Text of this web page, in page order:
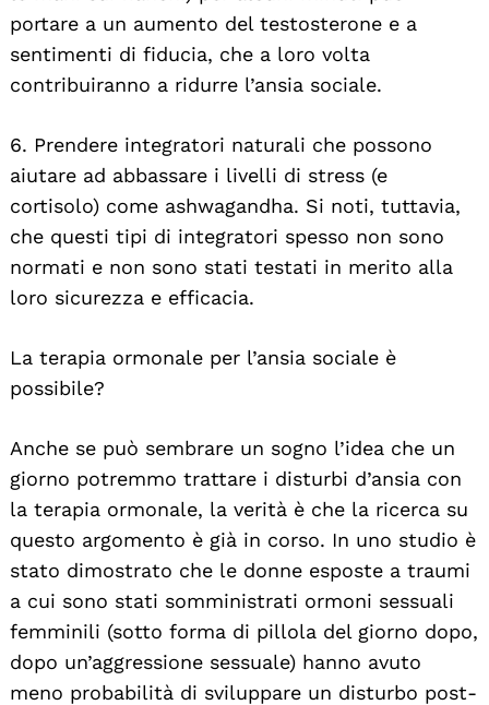
portare a un aumento del testosterone e a
sentimenti di fiducia, che a loro volta
contribuiranno a ridurre l’ansia sociale.
6. Prendere integratori naturali che possono
aiutare ad abbassare i livelli di stress (e
cortisolo) come ashwagandha. Si noti, tuttavia,
che questi tipi di integratori spesso non sono
normati e non sono stati testati in merito alla
loro sicurezza e efficacia.
La terapia ormonale per l’ansia sociale è
possibile?
Anche se può sembrare un sogno l’idea che un
giorno potremmo trattare i disturbi d’ansia con
la terapia ormonale, la verità è che la ricerca su
questo argomento è già in corso. In uno studio è
stato dimostrato che le donne esposte a traumi
a cui sono stati somministrati ormoni sessuali
femminili (sotto forma di pillola del giorno dopo,
dopo un’aggressione sessuale) hanno avuto
meno probabilità di sviluppare un disturbo post-